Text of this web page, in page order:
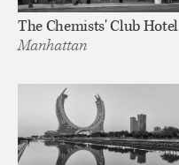
The Chemists' Club Hotel
Manhattan